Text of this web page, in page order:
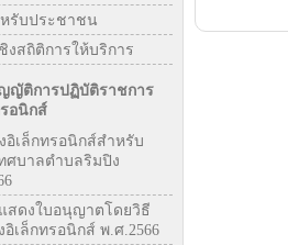
รับประชาชน
งสถิติการให้บริการ
ญัติการปฏิบัติราชการ
อนิกส์
อิเล็กทรอนิกส์สำหรับ
ศบาลตำบลริมปิง
สดงใบอนุญาตโดยวิธี
อิเล็กทรอนิกส์ พ.ศ.2566